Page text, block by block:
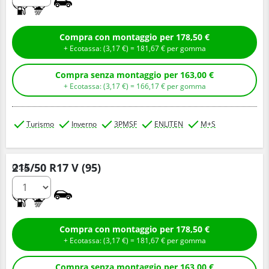
Compra con montaggio per 178,50 €
+ Ecotassa: (3,17€ ) = 181,67€ per gomma
Compra senza montaggio per 163,00 €
+ Ecotassa: (3,17€ ) = 166,17€ per gomma
Turismo Inverno 3PMSF ENLITEN M+S
215/50 R17 V (95)
Q.tà
Compra con montaggio per 178,50 €
+ Ecotassa: (3,17€ ) = 181,67€ per gomma
Compra senza montaggio per 163,00 €